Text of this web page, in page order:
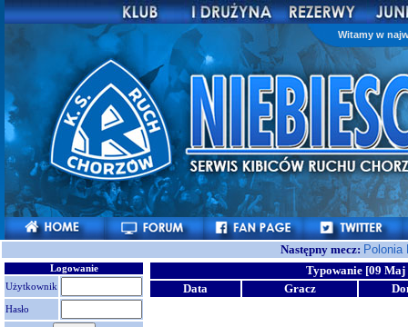
Witamy w
Następny mecz:
Logowanie
Użytkownik
Hasło
Typowanie [09 Maj
Data
Gracz